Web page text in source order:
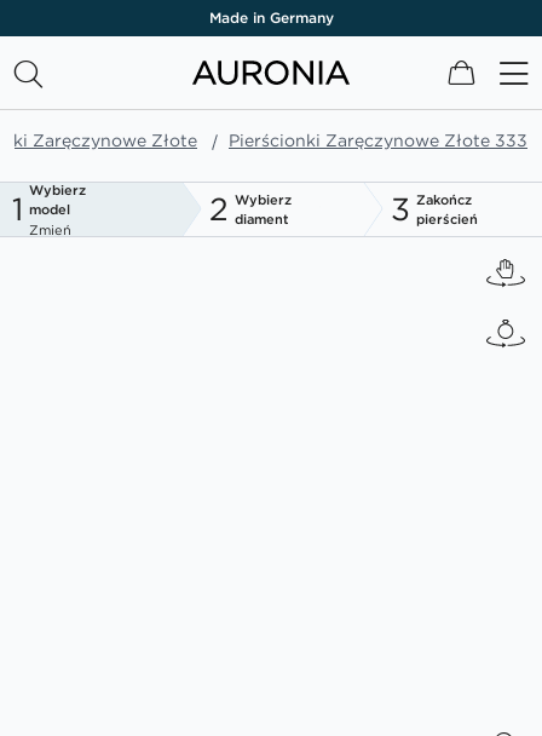
Made in Germany
Mój
Zaręczynowe Złote Pierścionki Zaręczynowe Złote 333
1 Wybierz
model
Zmień
2 Wybierz
diament
3 Zakończ
pierścień